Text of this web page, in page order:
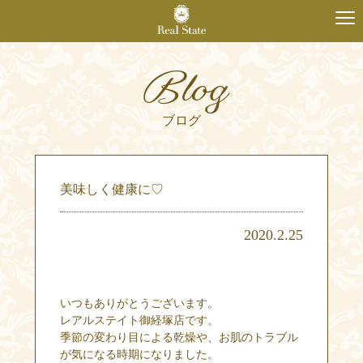
Blog
ブログ
美味しく健康に♡
2020.2.25
いつもありがとうございます。
レアルステイト御経塚店です。
季節の変わり目による乾燥や、お肌のトラブル
が気になる時期になりました。